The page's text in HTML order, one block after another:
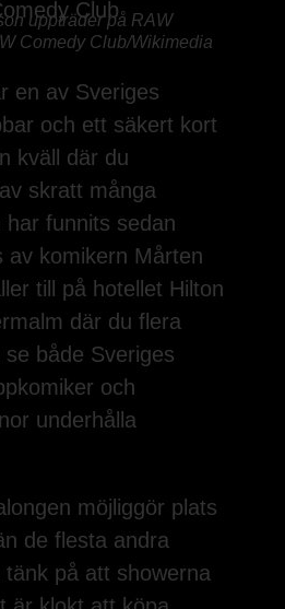
uppträder på RAW
Comedy Club/Wikimedia
en av Sveriges
och ett säkert kort
kväll där du
skratt många
funnits sedan
av komikern Mårten
till på hotellet Hilton
där du flera
både Sveriges
och
underhålla
möjliggör plats
de flesta andra
på att showerna